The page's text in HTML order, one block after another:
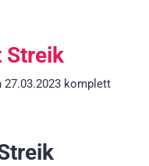
Streik
27.03.2023 komplett